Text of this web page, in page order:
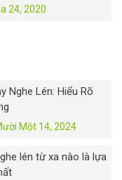
24, 2020
Nghe Lén: Hiểu Rõ
Một 14, 2024
lén từ xa nào là lựa